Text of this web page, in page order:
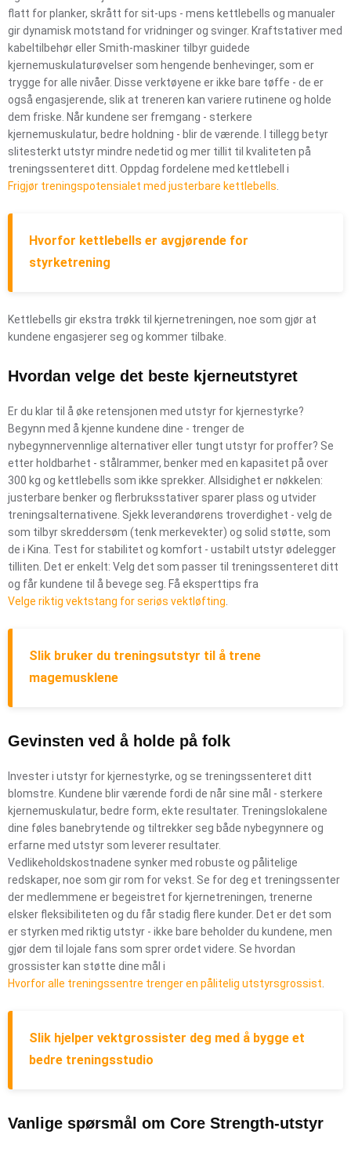
flatt for planker, skrått for sit-ups - mens kettlebells og manualer
gir dynamisk motstand for vridninger og svinger. Kraftstativer med
kabeltilbehør eller Smith-maskiner tilbyr guidede
kjernemuskulaturøvelser som hengende benhevinger, som er
trygge for alle nivåer. Disse verktøyene er ikke bare tøffe - de er
også engasjerende, slik at treneren kan variere rutinene og holde
dem friske. Når kundene ser fremgang - sterkere
kjernemuskulatur, bedre holdning - blir de værende. I tillegg betyr
slitesterkt utstyr mindre nedetid og mer tillit til kvaliteten på
treningssenteret ditt. Oppdag fordelene med kettlebell i
Frigjør treningspotensialet med justerbare kettlebells
Hvorfor kettlebells er avgjørende for
styrketrening
Kettlebells gir ekstra trøkk til kjernetreningen, noe som gjør at
kundene engasjerer seg og kommer tilbake.
Hvordan velge det beste kjerneutstyret
Er du klar til å øke retensjonen med utstyr for kjernestyrke?
Begynn med å kjenne kundene dine - trenger de
nybegynnervennlige alternativer eller tungt utstyr for proffer? Se
etter holdbarhet - stålrammer, benker med en kapasitet på over
300 kg og kettlebells som ikke sprekker. Allsidighet er nøkkelen:
justerbare benker og flerbruksstativer sparer plass og utvider
treningsalternativene. Sjekk leverandørens troverdighet - velg de
som tilbyr skreddersøm (tenk merkevekter) og solid støtte, som
de i Kina. Test for stabilitet og komfort - ustabilt utstyr ødelegger
tilliten. Det er enkelt: Velg det som passer til treningssenteret ditt
og får kundene til å bevege seg. Få eksperttips fra
Velge riktig vektstang for seriøs vektløfting
Slik bruker du treningsutstyr til å trene
magemusklene
Gevinsten ved å holde på folk
Invester i utstyr for kjernestyrke, og se treningssenteret ditt
blomstre. Kundene blir værende fordi de når sine mål - sterkere
kjernemuskulatur, bedre form, ekte resultater. Treningslokalene
dine føles banebrytende og tiltrekker seg både nybegynnere og
erfarne med utstyr som leverer resultater.
Vedlikeholdskostnadene synker med robuste og pålitelige
redskaper, noe som gir rom for vekst. Se for deg et treningssenter
der medlemmene er begeistret for kjernetreningen, trenerne
elsker fleksibiliteten og du får stadig flere kunder. Det er det som
er styrken med riktig utstyr - ikke bare beholder du kundene, men
gjør dem til lojale fans som sprer ordet videre. Se hvordan
grossister kan støtte dine mål i
Hvorfor alle treningssentre trenger en pålitelig utstyrsgrossist
Slik hjelper vektgrossister deg med å bygge et
bedre treningsstudio
Vanlige spørsmål om Core Strength-utstyr